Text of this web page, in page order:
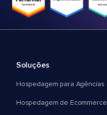
Soluções
Hospedagem para Agências
Hospedagem de Ecommerce